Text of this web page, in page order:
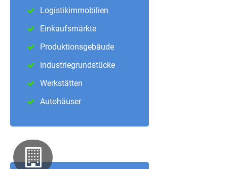
Logistikimmobilien
Einkaufsmärkte
Produktionsgebäude
Industriegrundstücke
Werkstätten
Autohäuser